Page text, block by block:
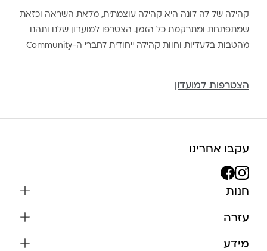
קהילה של לה לונה היא קהילה עוצמתית, מלאת השראה וכזאת
שמתפתחת ומתרקמת כל הזמן. הצטרפו למועדון שלנו ותהנו
מהטבות בלעדיות וחוות קהילה ייחודית לחברי ה-Community
הצטרפות למועדון
עקבו אחרינו
חנות
צמידים
עזרה
מידע